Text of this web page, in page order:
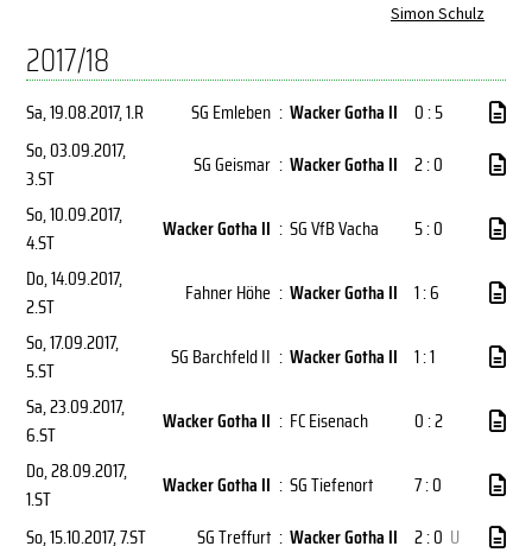
Simon Schulz
2017/18
Sa, 19.08.2017, 1.R SG Emleben : Wacker Gotha II 0 : 5
So, 03.09.2017,
3.ST
SG Geismar : Wacker Gotha II 2 : 0
So, 10.09.2017,
4.ST
Wacker Gotha II : SG VfB Vacha
5 : 0
Do, 14.09.2017,
2.ST
Fahner Höhe : Wacker Gotha II 1 : 6
So, 17.09.2017,
5.ST
SG Barchfeld II : Wacker Gotha II 1 : 1
Sa, 23.09.2017,
6.ST
Wacker Gotha II : FC Eisenach
0 : 2
Do, 28.09.2017,
1.ST
Wacker Gotha II : SG Tiefenort
7 : 0
So, 15.10.2017, 7.ST SG Treffurt : Wacker Gotha II 2 : 0 U